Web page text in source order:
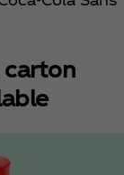
carton